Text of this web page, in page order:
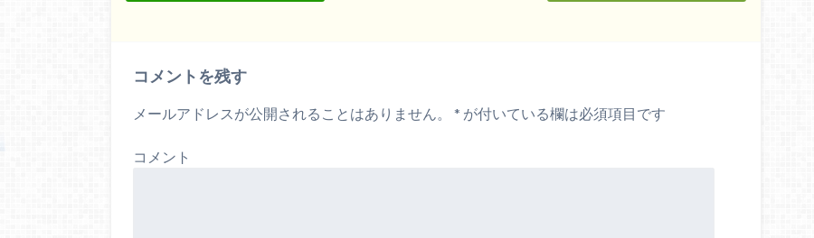
コメントを残す
メールアドレスが公開されることはありません。 * が付いている欄は必須項目です
コメント